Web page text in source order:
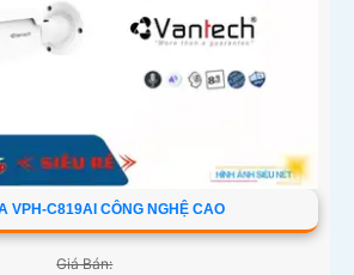
VPH-C819AI CÔNG NGHỆ CAO
Giá Bán: